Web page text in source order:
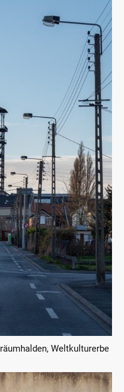
Weltkulturerbe